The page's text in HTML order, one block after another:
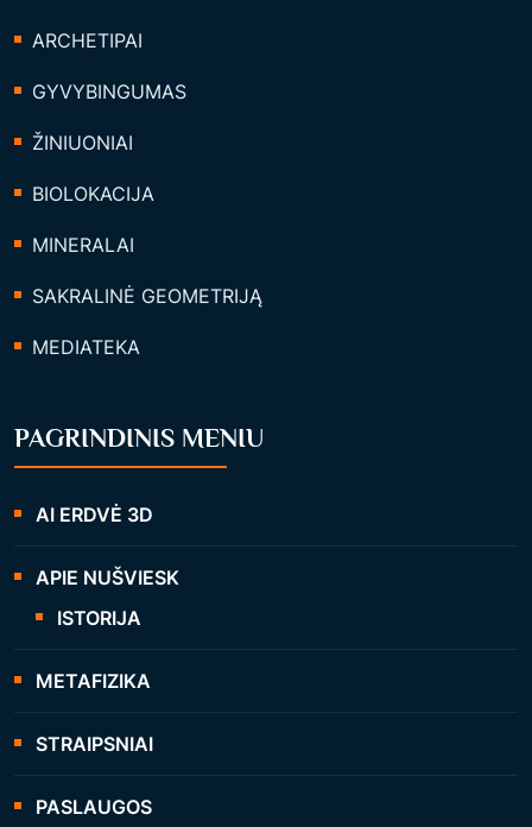
ARCHETIPAI
GYVYBINGUMAS
ŽINIUONIAI
BIOLOKACIJA
MINERALAI
SAKRALINĖ GEOMETRIJĄ
MEDIATEKA
PAGRINDINIS MENIU
AI ERDVĖ 3D
APIE NUŠVIESK
ISTORIJA
METAFIZIKA
STRAIPSNIAI
PASLAUGOS